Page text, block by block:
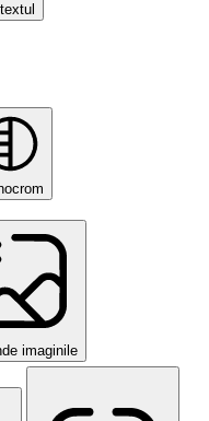
imaginile